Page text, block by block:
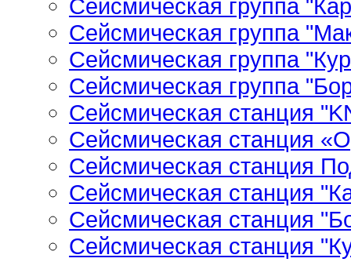
Сейсмическая группа
Сейсмическая группа
Сейсмическая группа
Сейсмическая группа
Сейсмическая станция
Сейсмическая станция
Сейсмическая станция
Сейсмическая станция
Сейсмическая станция
Сейсмическая станция